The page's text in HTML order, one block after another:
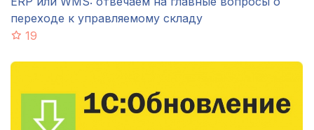
переходе к управляемому складу
19